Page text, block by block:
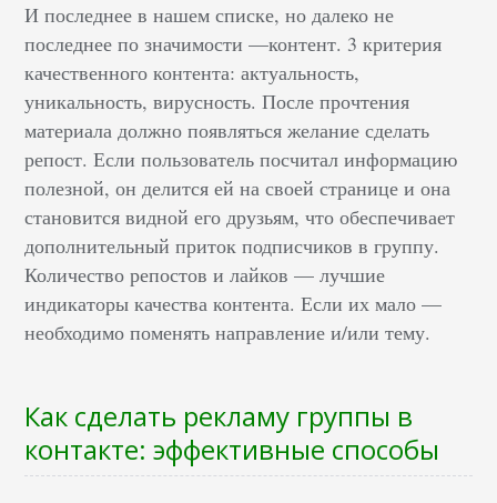
И последнее в нашем списке, но далеко не
последнее по значимости —контент. 3 критерия
качественного контента: актуальность,
уникальность, вирусность. После прочтения
материала должно появляться желание сделать
репост. Если пользователь посчитал информацию
полезной, он делится ей на своей странице и она
становится видной его друзьям, что обеспечивает
дополнительный приток подписчиков в группу.
Количество репостов и лайков — лучшие
индикаторы качества контента. Если их мало —
необходимо поменять направление и/или тему.
Как сделать рекламу группы в
контакте: эффективные способы